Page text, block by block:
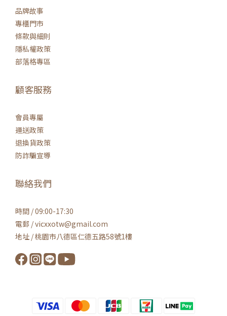
品牌故事
專櫃門市
條款與細則
隱私權政策
部落格專區
顧客服務
會員專屬
運送政策
退換貨政策
防詐騙宣導
聯絡我們
時間 / 09:00-17:30
電郵 / vicxxotw@gmail.com
地址 / 桃園市八德區仁德五路58號1樓